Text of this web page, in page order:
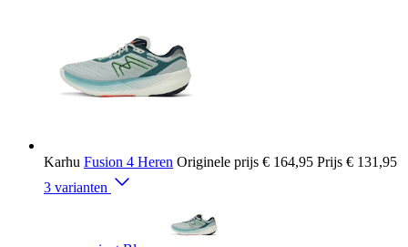
Karhu Fusion 4 Heren Originele prijs € 164,95 Prijs € 131,95
3 varianten